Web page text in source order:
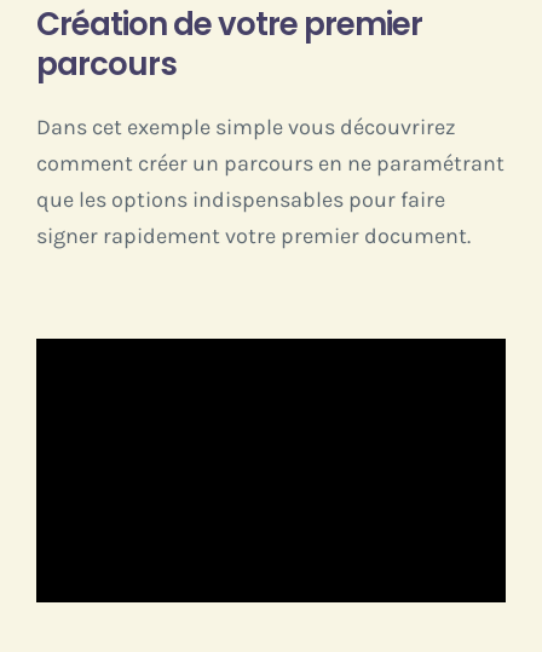
Création de votre premier
parcours
Dans cet exemple simple vous découvrirez
comment créer un parcours en ne paramétrant
que les options indispensables pour faire
signer rapidement votre premier document.